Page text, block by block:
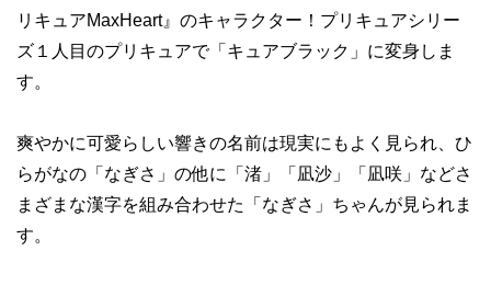
リキュアMaxHeart』のキャラクター！プリキュアシリー
ズ１人目のプリキュアで「キュアブラック」に変身しま
す。
爽やかに可愛らしい響きの名前は現実にもよく見られ、ひ
らがなの「なぎさ」の他に「渚」「凪沙」「凪咲」などさ
まざまな漢字を組み合わせた「なぎさ」ちゃんが見られま
す。